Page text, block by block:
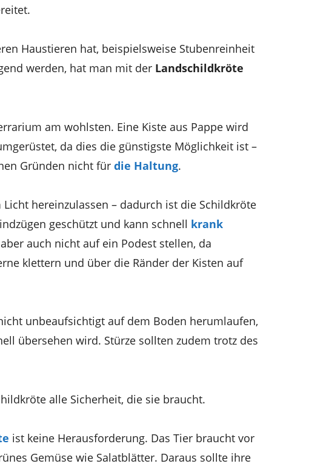
Haustieren hat, beispielsweise Stubenreinheit
werden, hat man mit der Landschildkröte
am wohlsten. Eine Kiste aus Pappe wird
da dies die günstigste Möglichkeit ist –
Gründen nicht für die Haltung.
hereinzulassen – dadurch ist die Schildkröte
geschützt und kann schnell krank
auch nicht auf ein Podest stellen, da
klettern und über die Ränder der Kisten auf
unbeaufsichtigt auf dem Boden herumlaufen,
übersehen wird. Stürze sollten zudem trotz des
alle Sicherheit, die sie braucht.
ist keine Herausforderung. Das Tier braucht vor
Gemüse wie Salatblätter. Daraus sollte ihre